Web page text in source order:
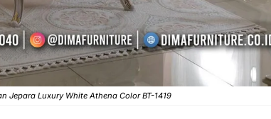
Jepara Luxury White Athena Color BT-1419